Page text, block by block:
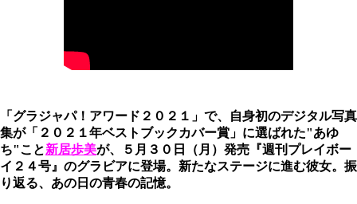
「グラジャパ！アワード２０２１」で、自身初のデジタル写真
集が「２０２１年ベストブックカバー賞」に選ばれた"あゆ
ち"こと新居歩美が、５月３０日（月）発売『週刊プレイボー
イ２４号』のグラビアに登場。新たなステージに進む彼女。振
り返る、あの日の青春の記憶。